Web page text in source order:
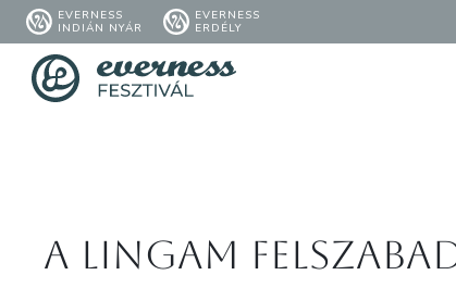
EVERNESS
INDIÁN NYÁR
EVERNESS
ERDÉLY
A Lingam